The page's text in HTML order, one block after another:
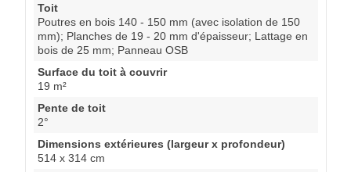
Toit
Poutres en bois 140 - 150 mm (avec isolation de 150
mm); Planches de 19 - 20 mm d'épaisseur; Lattage en
bois de 25 mm; Panneau OSB
Surface du toit à couvrir
19 m²
Pente de toit
2°
Dimensions extérieures (largeur x profondeur)
514 x 314 cm